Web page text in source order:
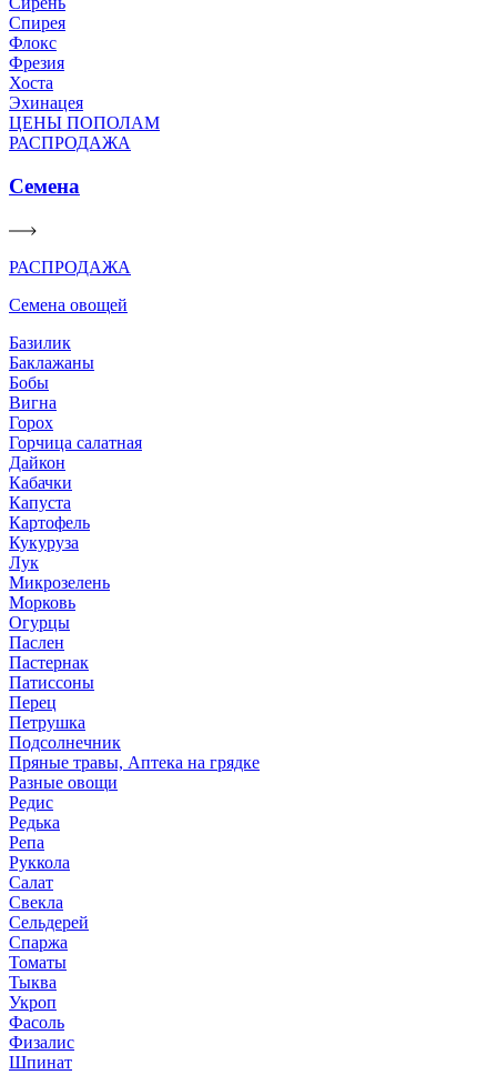
Спирея
Флокс
Фрезия
Хоста
Эхинацея
ЦЕНЫ ПОПОЛАМ
РАСПРОДАЖА
Семена
РАСПРОДАЖА
Семена овощей
Базилик
Баклажаны
Бобы
Вигна
Горох
Горчица салатная
Дайкон
Кабачки
Капуста
Картофель
Кукуруза
Лук
Микрозелень
Морковь
Огурцы
Паслен
Пастернак
Патиссоны
Перец
Петрушка
Подсолнечник
Пряные травы, Аптека на грядке
Разные овощи
Редис
Редька
Репа
Руккола
Салат
Свекла
Сельдерей
Спаржа
Томаты
Тыква
Укроп
Фасоль
Физалис
Шпинат